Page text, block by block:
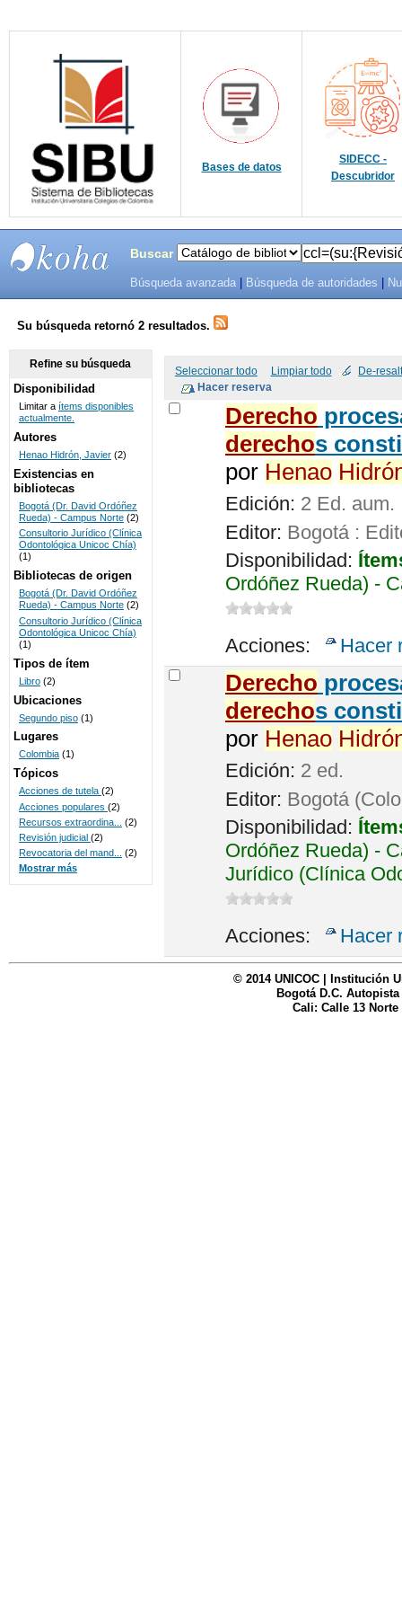
Bases de datos
SIDECC -
Descubridor
SISTEMAS
DE
BIBLIOTECAS
UNICOC
Buscar
Búsqueda avanzada Búsqueda de autoridades
Su búsqueda retornó 2 resultados.
Seleccionar todo Limpiar todo De-
Derecho
derechos
por Henao
Edición: 2 Ed. aum.
Editor: Bogotá :
Disponibilidad:
Ordóñez Rueda) -
Acciones: Hacer
Derecho
derechos
por Henao
Edición: 2 ed.
Editor: Bogotá
Disponibilidad:
Ordóñez Rueda) -
Jurídico (Clínica
Acciones: Hacer
Refine su búsqueda
Disponibilidad
Limitar a ítems disponibles
actualmente.
Autores
Henao Hidrón, Javier (2)
Existencias en
bibliotecas
Bogotá (Dr. David Ordóñez
Rueda) - Campus Norte (2)
Consultorio Jurídico (Clínica
Odontológica Unicoc Chía)
(1)
Bibliotecas de origen
Bogotá (Dr. David Ordóñez
Rueda) - Campus Norte (2)
Consultorio Jurídico (Clínica
Odontológica Unicoc Chía)
(1)
Tipos de ítem
Libro (2)
Ubicaciones
Segundo piso (1)
Lugares
Colombia (1)
Tópicos
Acciones de tutela (2)
Acciones populares (2)
Recursos extraordina...
(2)
Revisión judicial (2)
Revocatoria del mand...
(2)
Mostrar más
© 2014 UNICOC | Institución
Bogotá D.C. Autopista
Cali: Calle 13 Norte